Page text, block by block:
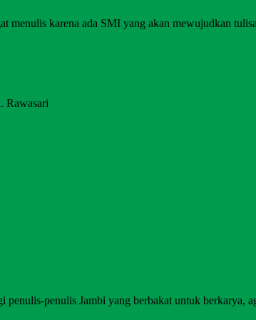
menulis karena ada SMI yang akan mewujudkan
Rawasari
penulis Jambi yang berbakat untuk berkarya,